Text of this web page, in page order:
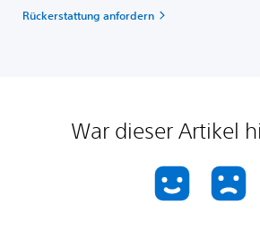
Rückerstattung anfordern
War dieser Artikel